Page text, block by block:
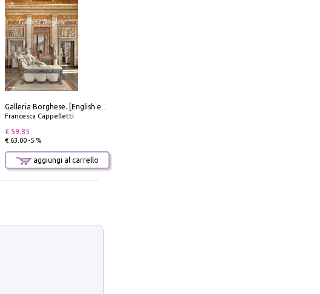
Francesca Cappelletti
€ 59.85
€ 63.00 -5 %
aggiungi al carrello